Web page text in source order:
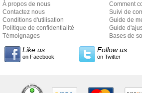
À propos de nous
Contactez nous
Conditions d'utilisation
Politique de confidentialité
Témoignages
Comment
Suivi de
Guide de
Guide
style
Bases de
Like us
on Facebook
Follow us
on Twitter